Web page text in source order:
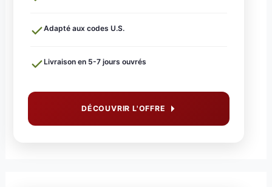
Adapté aux codes U.S.
Livraison en 5-7 jours ouvrés
DÉCOUVRIR L'OFFRE